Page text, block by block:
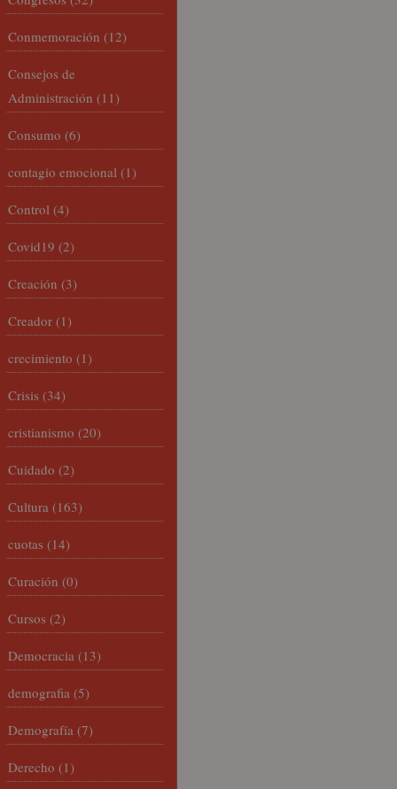
Conmemoración (12)
Consejos de
Administración (11)
Consumo (6)
contagio emocional (1)
Control (4)
Covid19 (2)
Creación (3)
Creador (1)
crecimiento (1)
Crisis (34)
cristianismo (20)
Cuidado (2)
Cultura (163)
cuotas (14)
Curación (0)
Cursos (2)
Democracia (13)
demografia (5)
Demografía (7)
Derecho (1)